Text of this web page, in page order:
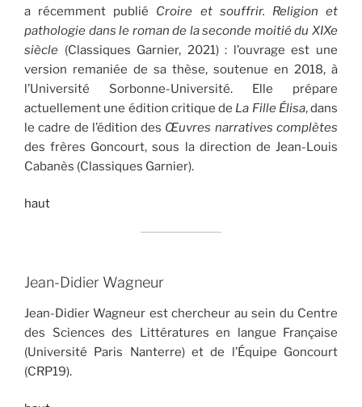
a récemment publié Croire et souffrir. Religion et
pathologie dans le roman de la seconde moitié du XIXe
siècle (Classiques Garnier, 2021) : l’ouvrage est une
version remaniée de sa thèse, soutenue en 2018, à
l’Université Sorbonne-Université. Elle prépare
actuellement une édition critique de La Fille Élisa, dans
le cadre de l’édition des Œuvres narratives complètes
des frères Goncourt, sous la direction de Jean-Louis
Cabanès (Classiques Garnier).
haut
Jean-Didier Wagneur
Jean-Didier Wagneur est chercheur au sein du Centre
des Sciences des Littératures en langue Française
(Université Paris Nanterre) et de l’Équipe Goncourt
(CRP19).